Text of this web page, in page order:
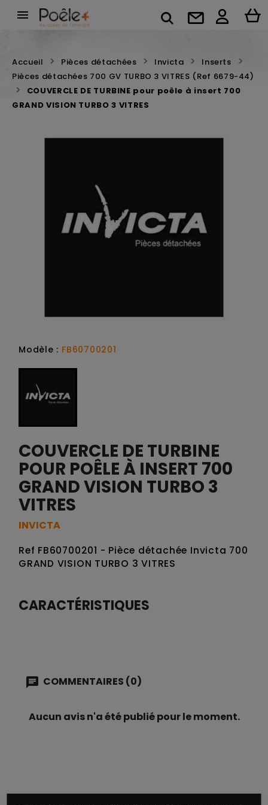

Accueil Pièces détachées Invicta
Inserts
Pièces détachées 700 GV TURBO 3 VITRES (Ref 6679-44)
COUVERCLE DE TURBINE pour poêle à insert 700
GRAND VISION TURBO 3 VITRES
Modèle : FB60700201
COUVERCLE DE TURBINE
POUR POÊLE À INSERT 700
GRAND VISION TURBO 3
VITRES
INVICTA
Ref FB60700201 - Pièce détachée Invicta 700
GRAND VISION TURBO 3 VITRES
CARACTÉRISTIQUES
COMMENTAIRES (0)
Aucun avis n'a été publié pour le moment.